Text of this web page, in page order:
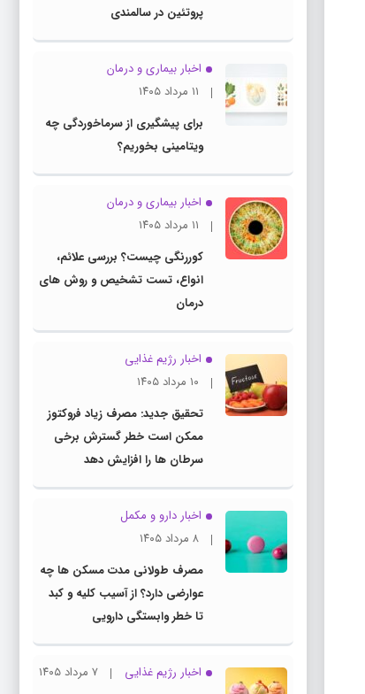
پروتئین در سالمندی
اخبار بیماری و درمان
۱۱ مرداد ۱۴۰۵
برای پیشگیری از سرماخوردگی چه
ویتامینی بخوریم؟
اخبار بیماری و درمان
۱۱ مرداد ۱۴۰۵
کوررنگی چیست؟ بررسی علائم،
انواع، تست تشخیص و روش های
درمان
اخبار رژیم غذایی
۱۰ مرداد ۱۴۰۵
تحقیق جدید: مصرف زیاد فروکتوز
ممکن است خطر گسترش برخی
سرطان ها را افزایش دهد
اخبار دارو و مکمل
۸ مرداد ۱۴۰۵
مصرف طولانی مدت مسکن ها چه
عوارضی دارد؟ از آسیب کلیه و کبد
تا خطر وابستگی دارویی
اخبار رژیم غذایی
۷ مرداد ۱۴۰۵